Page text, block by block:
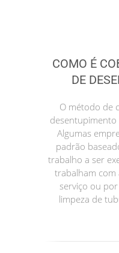
COMO É
DE
O método de
desentupimento
Algumas
padrão
trabalho a ser
trabalham
serviço ou
limpeza de